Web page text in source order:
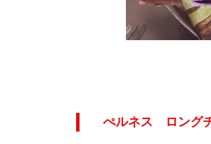
ぺルネス ロング